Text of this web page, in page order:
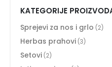
KATEGORIJE
Sprejevi za nos i grlo (2)
Herbas prahovi (3)
Setovi (2)